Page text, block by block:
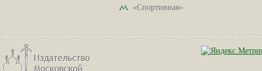
«Спортивная»